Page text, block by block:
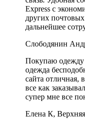
Express с
других
дальнейшее
Слободянин
Покупаю одежду
одежда
сайта отличная,
все как
супер мне все
Елена К,